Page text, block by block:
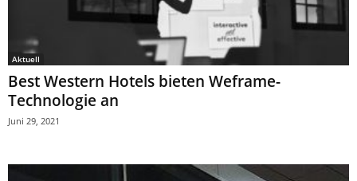
Aktuell
Best Western Hotels bieten Weframe-
Technologie an
Juni 29, 2021